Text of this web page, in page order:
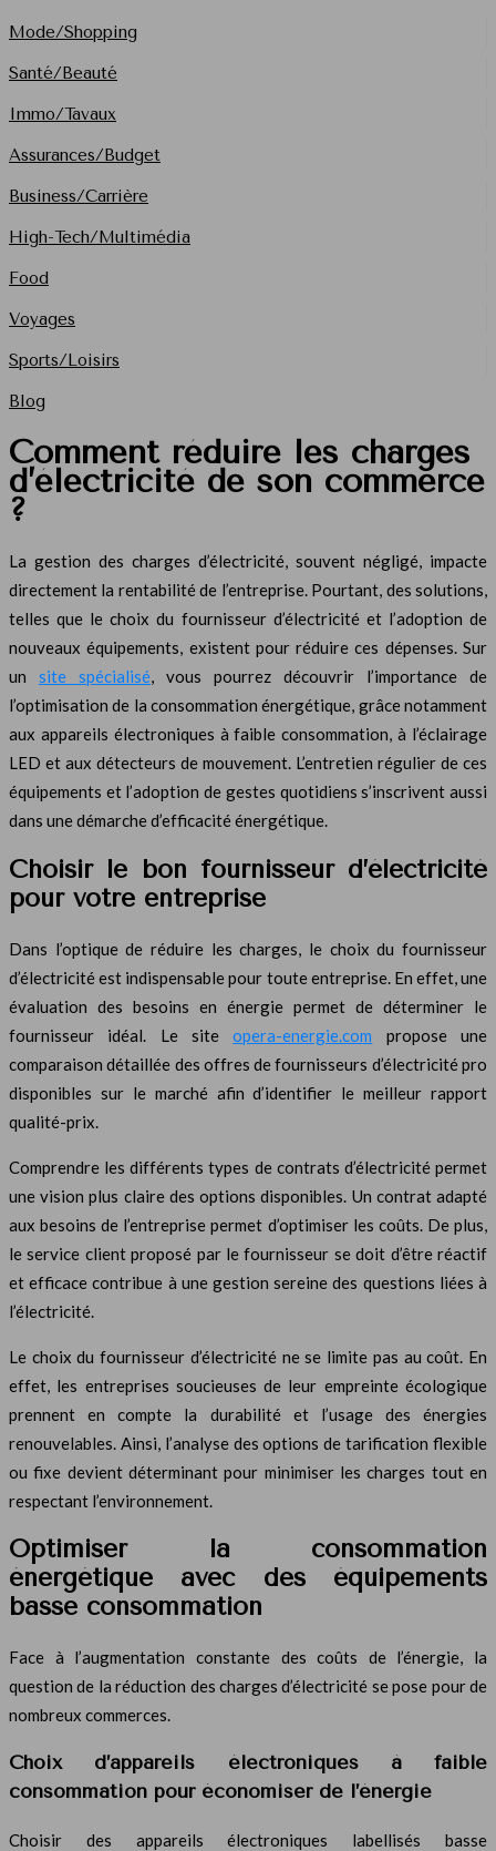
Mode/Shopping
Santé/Beauté
Immo/Tavaux
Assurances/Budget
Business/Carrière
High-Tech/Multimédia
Food
Voyages
Sports/Loisirs
Blog
Comment réduire les charges
d’électricité de son commerce
?
La gestion des charges d’électricité, souvent négligé, impacte
directement la rentabilité de l’entreprise. Pourtant, des solutions,
telles que le choix du fournisseur d’électricité et l’adoption de
nouveaux équipements, existent pour réduire ces dépenses. Sur
un site spécialisé, vous pourrez découvrir l’importance de
l’optimisation de la consommation énergétique, grâce notamment
aux appareils électroniques à faible consommation, à l’éclairage
LED et aux détecteurs de mouvement. L’entretien régulier de ces
équipements et l’adoption de gestes quotidiens s’inscrivent aussi
dans une démarche d’efficacité énergétique.
Choisir le bon fournisseur d’électricité
pour votre entreprise
Dans l’optique de réduire les charges, le choix du fournisseur
d’électricité est indispensable pour toute entreprise. En effet, une
évaluation des besoins en énergie permet de déterminer le
fournisseur idéal. Le siteopera-energie.com propose une
comparaison détaillée des offres de fournisseurs d’électricité pro
disponibles sur le marché afin d’identifier le meilleur rapport
qualité-prix.
Comprendre les différents types de contrats d’électricité permet
une vision plus claire des options disponibles. Un contrat adapté
aux besoins de l’entreprise permet d’optimiser les coûts. De plus,
le service client proposé par le fournisseur se doit d’être réactif
et efficace contribue à une gestion sereine des questions liées à
l’électricité.
Le choix du fournisseur d’électricité ne se limite pas au coût. En
effet, les entreprises soucieuses de leur empreinte écologique
prennent en compte la durabilité et l’usage des énergies
renouvelables. Ainsi, l’analyse des options de tarification flexible
ou fixe devient déterminant pour minimiser les charges tout en
respectant l’environnement.
Optimiser la consommation
énergétique avec des équipements
basse consommation
Face à l’augmentation constante des coûts de l’énergie, la
question de la réduction des charges d’électricité se pose pour de
nombreux commerces.
Choix d’appareils électroniques à faible
consommation pour économiser de l’énergie
Choisir des appareils électroniques labellisés basse